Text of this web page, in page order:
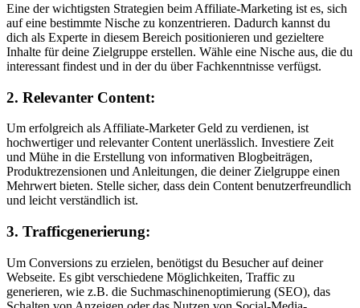
Eine der wichtigsten Strategien beim Affiliate-Marketing ist es, sich
auf eine bestimmte Nische zu konzentrieren. Dadurch kannst du
dich als Experte in diesem Bereich positionieren und gezieltere
Inhalte für deine Zielgruppe erstellen. Wähle eine Nische aus, die du
interessant findest und in der du über Fachkenntnisse verfügst.
2. Relevanter Content:
Um erfolgreich als Affiliate-Marketer Geld zu verdienen, ist
hochwertiger und relevanter Content unerlässlich. Investiere Zeit
und Mühe in die Erstellung von informativen Blogbeiträgen,
Produktrezensionen und Anleitungen, die deiner Zielgruppe einen
Mehrwert bieten. Stelle sicher, dass dein Content benutzerfreundlich
und leicht verständlich ist.
3. Trafficgenerierung:
Um Conversions zu erzielen, benötigst du Besucher auf deiner
Webseite. Es gibt verschiedene Möglichkeiten, Traffic zu
generieren, wie z.B. die Suchmaschinenoptimierung (SEO), das